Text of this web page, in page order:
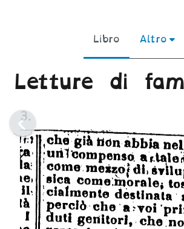
Libro Altro
Letture di
3.